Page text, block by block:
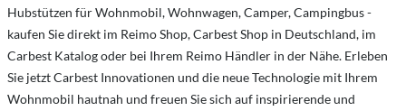
Hubstützen für Wohnmobil, Wohnwagen, Camper, Campingbus -
kaufen Sie direkt im Reimo Shop, Carbest Shop in Deutschland, im
Carbest Katalog oder bei Ihrem Reimo Händler in der Nähe. Erleben
Sie jetzt Carbest Innovationen und die neue Technologie mit Ihrem
Wohnmobil hautnah und freuen Sie sich auf inspirierende und